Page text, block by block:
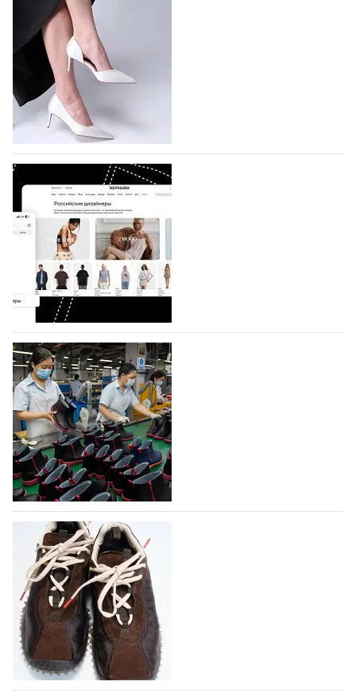
подано 1047 заявок
На участие в седьмой Московской неделе моды,
которая пройдет в российской столице с 26 сентября
по 1 октября, уже подано 1047 заявок. Примерно
половину из них (494) прислали дизайнеры,
коллекции которых не были представлены в…
07.08.2026 594
BALLINA представит свои новинки на Euro
Shoes
Компания BALLINA Guangzhou Lihuang Footwear
Co., Ltd., основанная в 2011 году и расположенная в
Гуанчжоу, столице моды Китая, является
профессиональной обувной компанией,
объединяющей разработку, производство и…
07.08.2026 450
На платформе Lamoda - новый раздел и
условия продвижения локальных
дизайнерских марок
Российский маркетплейс Lamoda решил обновить
раздел для продажи продукции локальных
дизайнерских марок одежды, обуви и аксессуаров.
Бренды также получат маркетинговую…
06.08.2026 614
Объем мирового производства обуви в
2025 году практически не увеличился
В 2025 году мировое производство обуви
практически не изменилось, зафиксировав
незначительный рост на 0,1% до 24,6 млрд пар, -
данные опубликованы в аналитическом вестнике
«Всемирный ежегодник обуви 2026», Португальской
ассоциацией…